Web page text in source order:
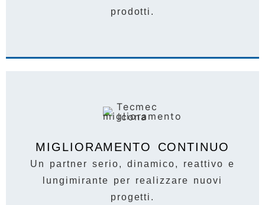
prodotti.
MIGLIORAMENTO CONTINUO
Un partner serio, dinamico, reattivo e
lungimirante per realizzare nuovi
progetti.